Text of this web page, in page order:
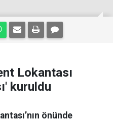
Lokantası
kuruldu
önünde